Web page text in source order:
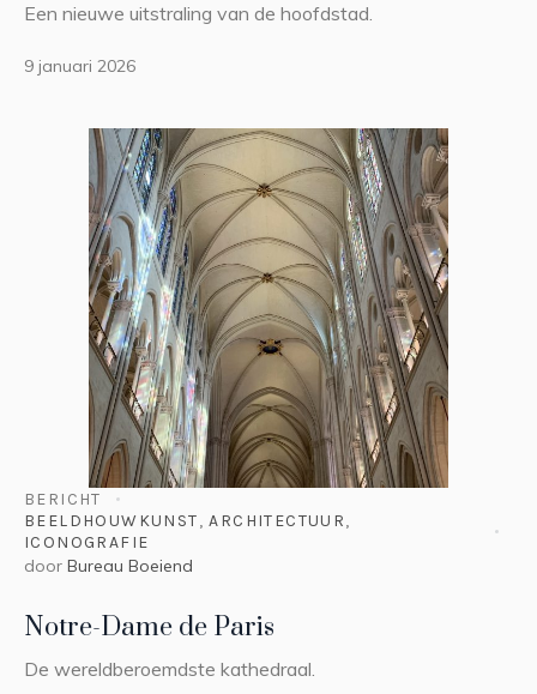
Een nieuwe uitstraling van de hoofdstad.
9 januari 2026
BERICHT
BEELDHOUWKUNST,ARCHITECTUUR,
ICONOGRAFIE
door Bureau Boeiend
Notre-Dame de Paris
De wereldberoemdste kathedraal.